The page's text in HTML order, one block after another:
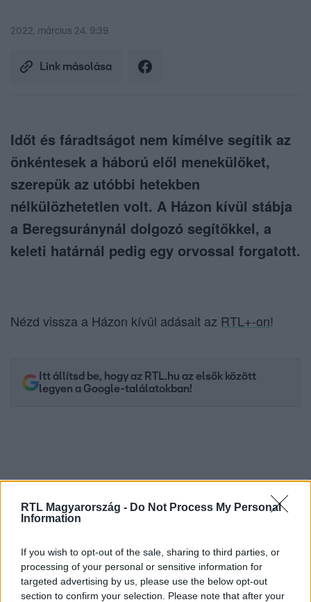
RTL Magyarország - Do Not Process My Personal
Information
If you wish to opt-out of the sale, sharing to third parties, or
processing of your personal or sensitive information for
targeted advertising by us, please use the below opt-out
section to confirm your selection. Please note that after your
2022. március 24. 9:39
Link másolása
Időt és fáradtságot nem kímélve segítik az
önkéntesek a háború elől menekülőket,
szerepük az utóbbi hetekben
nélkülözhetetlen volt. A Házon kívül stábja
a Beregsuránynál dolgozó segítőkkel, a
keleti határnál pedig egy orvossal forgatott.
Nézd vissza a Házon kívül adásait az RTL+-on!
Itt állítsd be, hogy az RTL.hu az elsők között
legyen a Google-találatokban!
Kövess minket, és értesülj a friss hírekről a
Facebookon is!